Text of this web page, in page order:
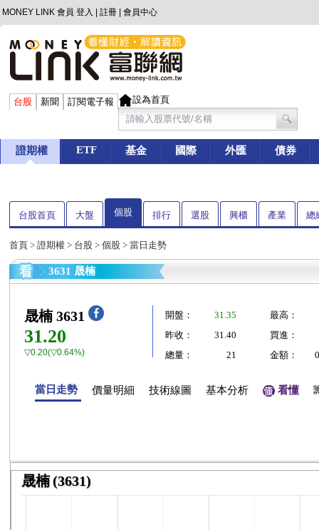
MONEY LINK 會員 登入 註冊 會員中心
台股 新聞 訂閱電子報 設為首頁
證期權 ETF 基金 國際 外匯 債券
台股首頁 大盤 個股 排行 選股 興櫃 產業 總
首頁 > 證期權 > 台股 > 個股 > 當日走勢
3631 晟楠
晟楠 3631
31.20
▽0.20(▽0.64%)
開盤： 31.35
最高：
昨收：
31.40
買進：
總量：
21 金額：
當日走勢 價量明細 技術線圖 基本分析 看懂